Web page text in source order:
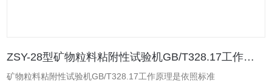
ZSY-28型矿物粒料粘附性试验机GB/T328.17工作原理
矿物粒料粘附性试验机GB/T328.17工作原理是依照标准